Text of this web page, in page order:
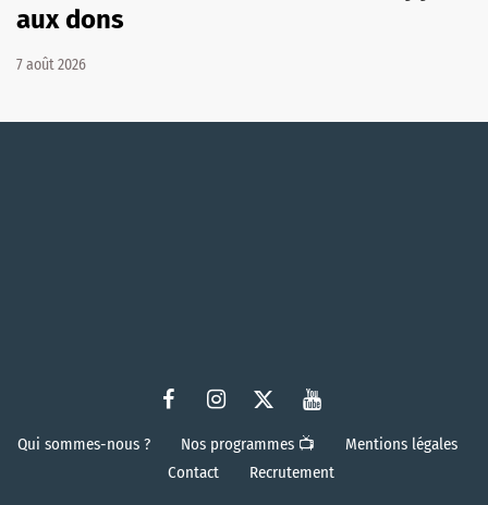
aux dons
7 août 2026
Qui sommes-nous ? Nos programmes 📺
Mentions légales
Contact
Recrutement